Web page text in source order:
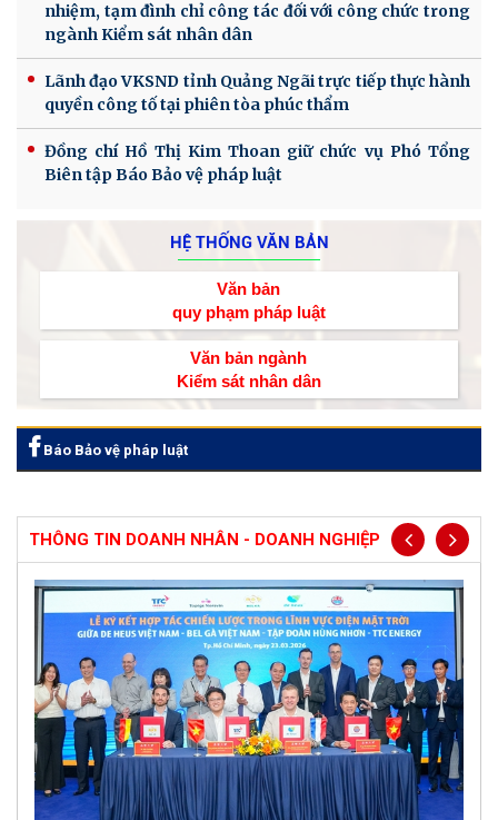
nhiệm, tạm đình chỉ công tác đối với công chức trong
ngành Kiểm sát nhân dân
Lãnh đạo VKSND tỉnh Quảng Ngãi trực tiếp thực hành
quyền công tố tại phiên tòa phúc thẩm
Đồng chí Hồ Thị Kim Thoan giữ chức vụ Phó Tổng
Biên tập Báo Bảo vệ pháp luật
HỆ THỐNG VĂN BẢN
Văn bản
quy phạm pháp luật
Văn bản ngành
Kiểm sát nhân dân
Báo Bảo vệ pháp luật
THÔNG TIN DOANH NHÂN - DOANH NGHIỆP